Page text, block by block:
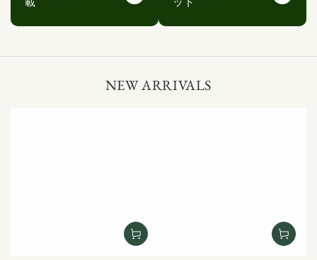
NEW ARRIVALS